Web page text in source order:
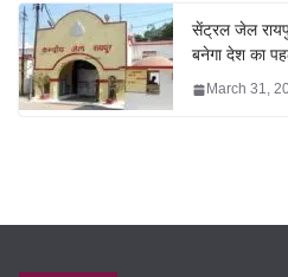
सेंट्रल जेल
बनेगा देश का
March 31,